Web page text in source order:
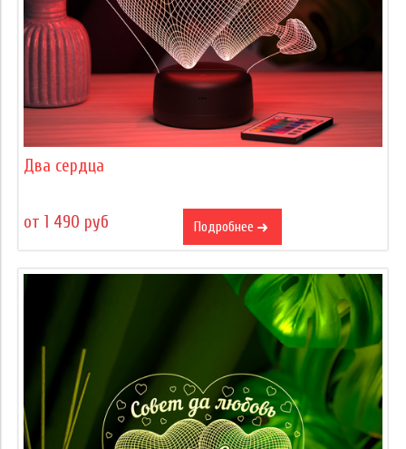
Два сердца
от 1 490 руб Подробнее